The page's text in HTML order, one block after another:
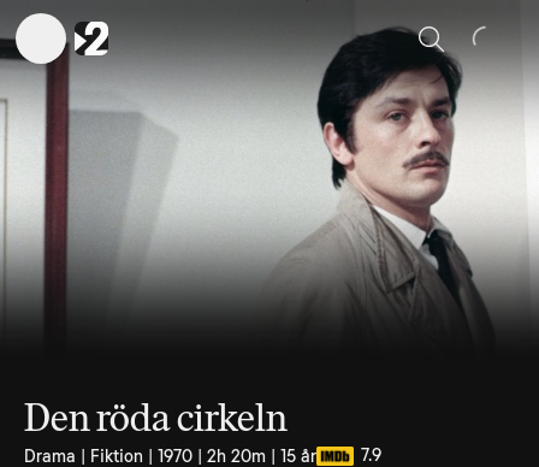
Sök
Den röda cirkeln
Drama | Fiktion | 1970 | 2h 20m | 15 år 7.9